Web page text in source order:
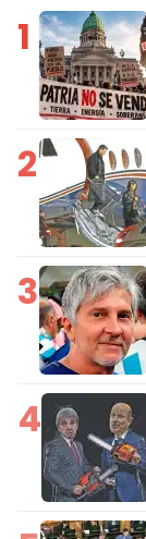
1
2
3
4